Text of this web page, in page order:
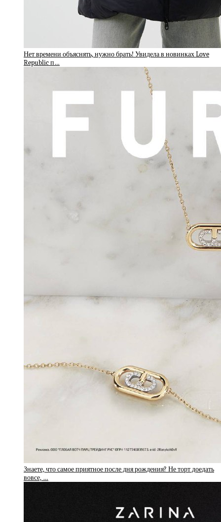
Нет времени объяснять, нужно брать! Увидела в новинках Love
Republic п…
Знаете, что самое приятное после дня рождения? Не торт доедать
вовсе, …